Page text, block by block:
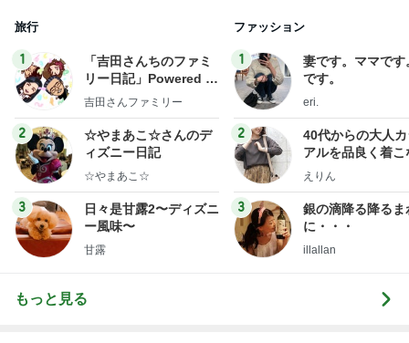
旅行
1
「吉田さんちのファミ
リー日記」Powered b
y Ameba 吉田さんファ
ログ
吉田さんファミリー
2
☆やまあこ☆さんのデ
ィズニー日記
☆やまあこ☆
3
日々是甘露2〜ディズニ
ー風味〜
甘露
ファッション
1
妻です。ママです
です。
eri.
2
40代からの大人
アルを品良く着こ
ファッションブロ
えりん
3
銀の滴降る降るま
に・・・
illallan
もっと見る